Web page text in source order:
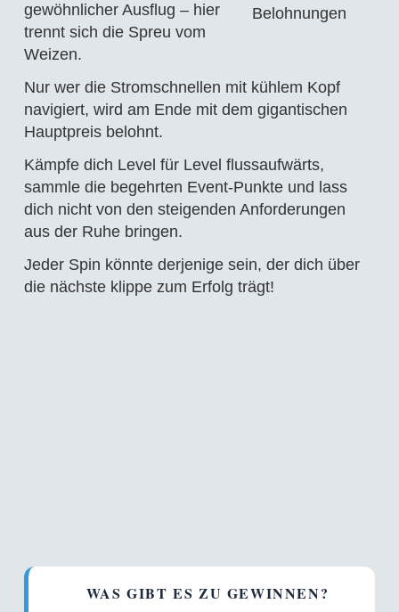
gewöhnlicher Ausflug – hier
trennt sich die Spreu vom
Weizen.
Nur wer die Stromschnellen mit kühlem Kopf
navigiert, wird am Ende mit dem gigantischen
Hauptpreis belohnt.
Kämpfe dich Level für Level flussaufwärts,
sammle die begehrten Event-Punkte und lass
dich nicht von den steigenden Anforderungen
aus der Ruhe bringen.
Jeder Spin könnte derjenige sein, der dich über
die nächste klippe zum Erfolg trägt!
WAS GIBT ES ZU GEWINNEN?